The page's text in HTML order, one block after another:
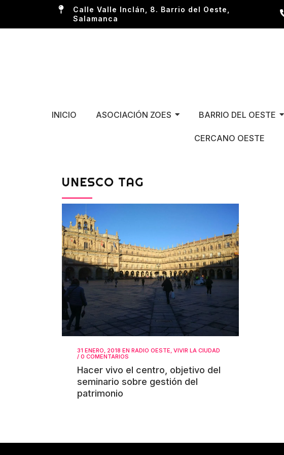
Calle Valle Inclán, 8. Barrio del Oeste,
Salamanca
INICIO ASOCIACIÓN ZOES BARRIO DEL OESTE
CERCANO OESTE
UNESCO TAG
31 ENERO, 2018 EN RADIO OESTE, VIVIR LA CIUDAD
/ 0 COMENTARIOS
Hacer vivo el centro, objetivo del
seminario sobre gestión del
patrimonio